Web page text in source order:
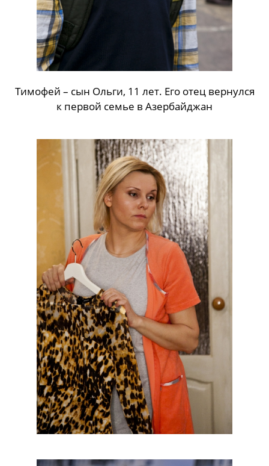
Тимофей – сын Ольги, 11 лет. Его отец вернулся
к первой семье в Азербайджан